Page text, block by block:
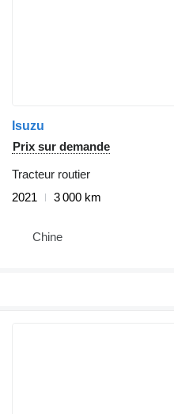
Isuzu
Prix sur demande
Tracteur routier
2021
3 000 km
Chine